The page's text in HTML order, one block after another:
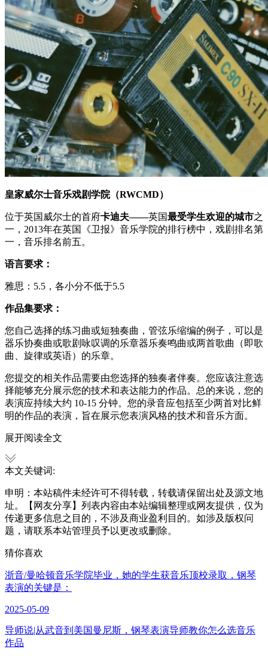
皇家威尔士音乐戏剧学院（RWCMD）
位于英国威尔士的首府卡迪夫——英国最受学生欢迎的城市之
一，2013年在英国《卫报》音乐学院的排行榜中，戏剧排名第
一，音乐排名前五。
语言要求：
雅思：5.5，各小分不低于5.5
作品集要求：
您自己选择的练习曲或短独奏曲，管弦乐缩编的例子，可以是
器乐协奏曲或歌剧咏叹调的乐章器乐奏鸣曲或两首歌曲（即歌
曲、旋律或英语）的乐章。
您提交的相关作品需要由您选择的独奏者伴奏。您应该注意选
择能够充分展示您的技术和表达能力的作品。总的来说，您的
表演应持续大约 10-15 分钟。您的录音应包括至少两首对比鲜
明的作品的表演，旨在展示您表演风格的技术和音乐方面。
展开阅读全文
本文关键词:
申明：本站稿件未经许可不得转载，转载请保留出处及源文地
址。【网友分享】列表内容由本站编辑整理或网友提供，仅为
传递更多信息之目的，不涉及商业盈利目的。如涉及版权问
题，请联系本站管理员予以更改或删除。
猜你喜欢
浙音/曼哈顿音乐学院毕业，她的学生获音乐顶校录取，钢琴
表演的关键是：
2025-05-09
导师说|从武音到美国曼尼斯，钢琴表演导师教你怎么选音乐
作品